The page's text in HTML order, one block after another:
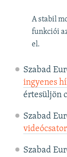
A stabil
funkciói
el.
Szabad
ingyenes
értesüljön
Szabad
Szabad